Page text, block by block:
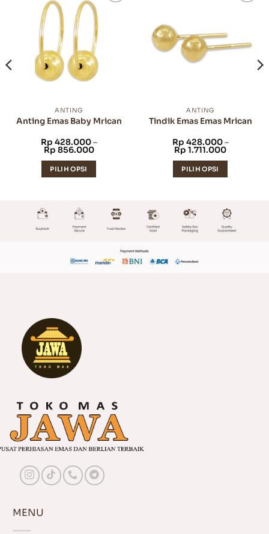
ANTING
Anting Emas Baby Mrican
Rp 428.000 –
Rp 856.000Rentang
Rp 856.000
PILIH OPSI
memiliki
beberapa
varian.
ini
produk
ANTING
Tindik Emas Emas Mrican
Rp 428.000 –
Rp 1.711.000Rentang
Rp
PILIH OPSI
memiliki
beberapa
varian.
MENU